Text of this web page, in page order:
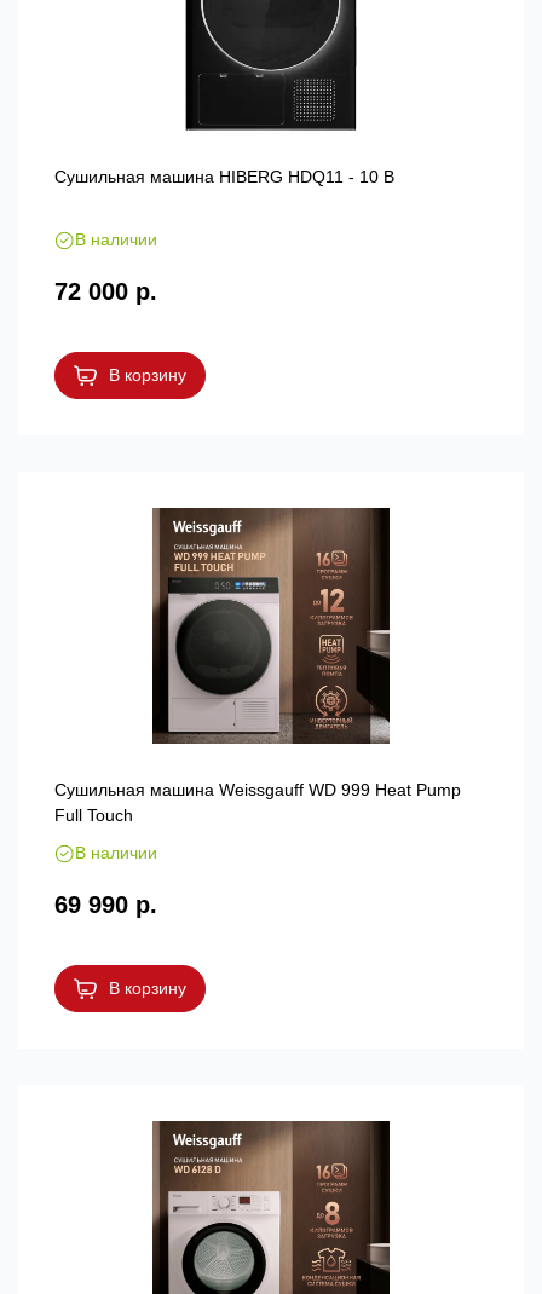
Сушильная машина HIBERG HDQ11 - 10 B
В наличии
72 000 р.
В корзину
Сушильная машина Weissgauff WD 999 Heat Pump
Full Touch
В наличии
69 990 р.
В корзину